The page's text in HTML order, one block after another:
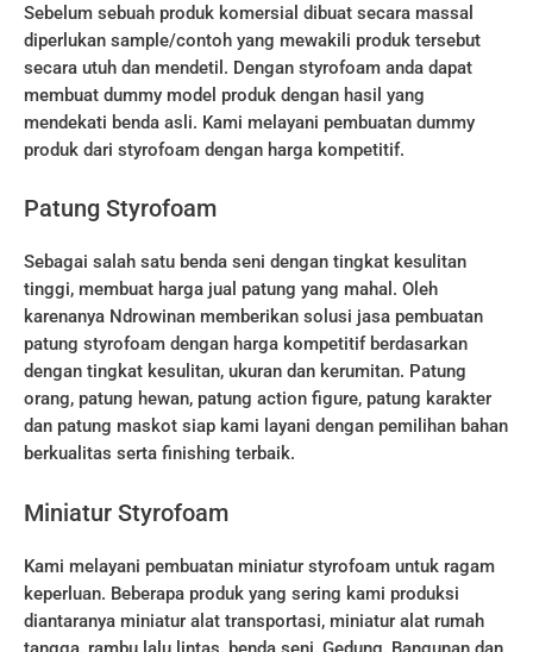
Sebelum sebuah produk komersial dibuat secara massal
diperlukan sample/contoh yang mewakili produk tersebut
secara utuh dan mendetil. Dengan styrofoam anda dapat
membuat dummy model produk dengan hasil yang
mendekati benda asli. Kami melayani pembuatan dummy
produk dari styrofoam dengan harga kompetitif.
Patung Styrofoam
Sebagai salah satu benda seni dengan tingkat kesulitan
tinggi, membuat harga jual patung yang mahal. Oleh
karenanya Ndrowinan memberikan solusi jasa pembuatan
patung styrofoam dengan harga kompetitif berdasarkan
dengan tingkat kesulitan, ukuran dan kerumitan. Patung
orang, patung hewan, patung action figure, patung karakter
dan patung maskot siap kami layani dengan pemilihan bahan
berkualitas serta finishing terbaik.
Miniatur Styrofoam
Kami melayani pembuatan miniatur styrofoam untuk ragam
keperluan. Beberapa produk yang sering kami produksi
diantaranya miniatur alat transportasi, miniatur alat rumah